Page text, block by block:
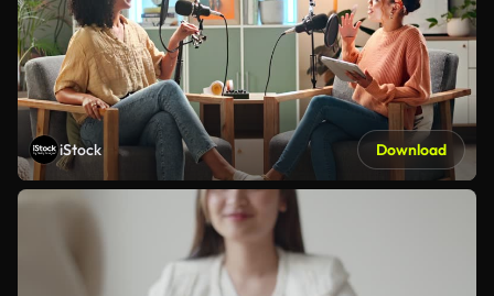
iStock Download